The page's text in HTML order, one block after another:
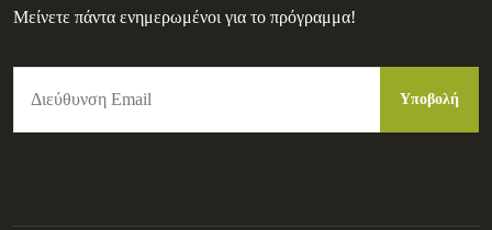
Μείνετε πάντα ενημερωμένοι για το πρόγραμμα!